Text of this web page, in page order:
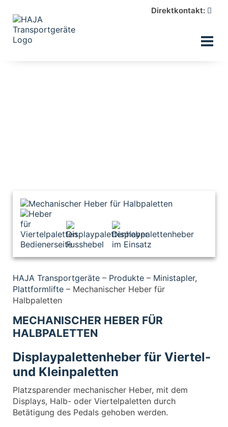
Direktkontakt:
HAJA Transportgeräte – Produkte – Ministapler,
Plattformlifte – Mechanischer Heber für
Halbpaletten
MECHANISCHER HEBER FÜR
HALBPALETTEN
Displaypalettenheber für Viertel-
und Kleinpaletten
Platzsparender mechanischer Heber, mit dem
Displays, Halb- oder Viertelpaletten durch
Betätigung des Pedals gehoben werden.